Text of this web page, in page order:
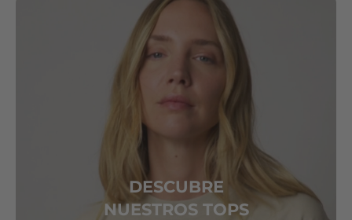
DESCUBRE
NUESTROS TOPS